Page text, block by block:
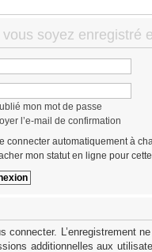
vous soyez
mon mot de passe
l’e-mail de confirmation
connecter automatiquement à
mon statut en ligne pour
connecter. L’enregistrement
additionnelles aux